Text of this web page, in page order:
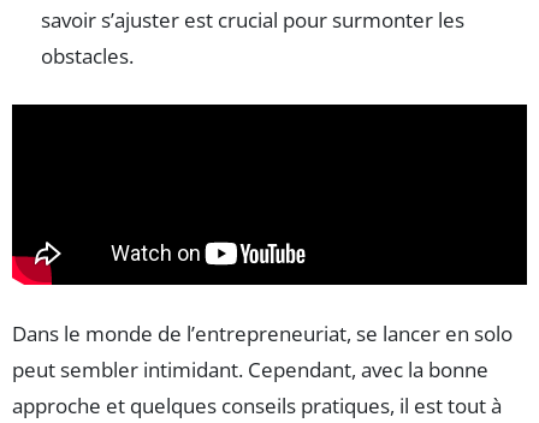
savoir s’ajuster est crucial pour surmonter les
obstacles.
Dans le monde de l’entrepreneuriat, se lancer en solo
peut sembler intimidant. Cependant, avec la bonne
approche et quelques conseils pratiques, il est tout à